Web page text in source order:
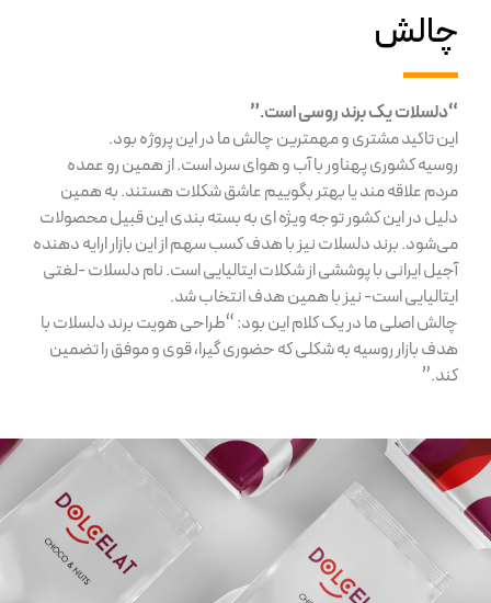
چالش
“دلسلات یک برند روسی است.”
این تاکید مشتری و مهمترین چالش ما در این پروژه بود.
روسیه کشوری پهناور با آب و هوای سرد است. از همین رو عمده
مردم علاقه مند یا بهتر بگوییم عاشق شکلات هستند. به همین
دلیل در این کشور توجه ویژه ای به بسته بندی این قبیل محصولات
می‌شود. برند دلسلات نیز با هدف کسب سهم از این بازار ارایه دهنده
آجیل ایرانی با پوششی از شکلات ایتالیایی است. نام دلسلات -لغتی
ایتالیایی است- نیز با همین هدف انتخاب شد.
چالش اصلی ما در یک کلام این بود: “طراحی هویت برند دلسلات با
هدف بازار روسیه به شکلی که حضوری گیرا، قوی و موفق را تضمین
کند.”